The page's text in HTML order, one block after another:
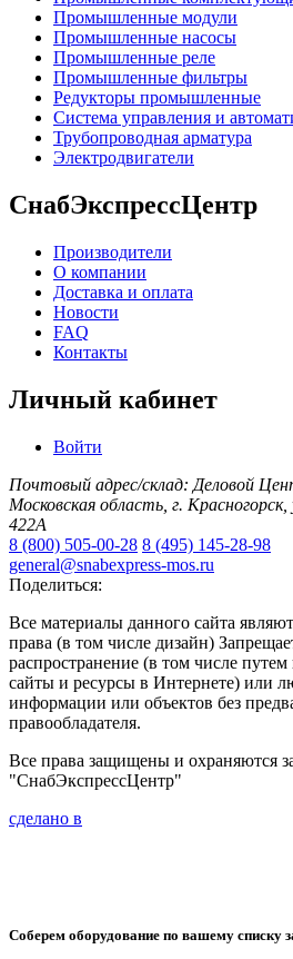
Промышленные модули
Промышленные насосы
Промышленные реле
Промышленные фильтры
Редукторы промышленные
Система управления и
Трубопроводная арматура
Электродвигатели
СнабЭкспрессЦентр
Производители
О компании
Доставка и оплата
Новости
FAQ
Контакты
Личный кабинет
Войти
Почтовый адрес/склад: Деловой
Московская область, г.
422А
8 (800) 505-00-28 8 (495) 145-28-98
general@snabexpress-mos.ru
Поделиться:
Все материалы данного сайта
права (в том числе дизайн)
распространение (в том числе
сайты и ресурсы в Интернете) или
информации или объектов без
правообладателя.
Все права защищены и охраняются
"СнабЭкспрессЦентр"
сделано в
Соберем оборудование по вашему списку